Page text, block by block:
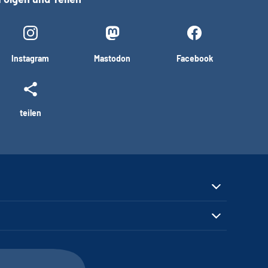
Instagram Mastodon Facebook
teilen